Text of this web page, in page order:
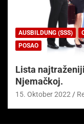
AUSBILDUNG (SSS)
POSAO
Lista
Njemačkoj.
15. Oktober 2022